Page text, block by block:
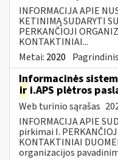
INFORMACIJA APIE
KETINIMĄ SUDARYTI
PERKANČIOJI
KONTAKTINIAI...
Metai: 2020
Informacinės
ir i.APS plėtros
Web turinio sąrašas
INFORMACIJA APIE
pirkimai I.
KONTAKTINIAI
organizacijos